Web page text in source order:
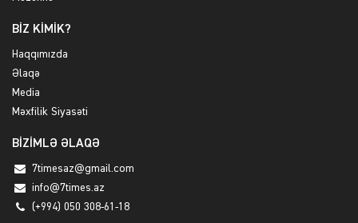
BİZ KİMİK?
Haqqımızda
Əlaqə
Media
Məxfilik Siyasəti
BİZİMLƏ ƏLAQƏ
7timesaz@gmail.com
info@7times.az
(+994) 050 308-61-18